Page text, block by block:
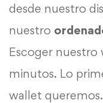
desde nuestro
nuestro
Escoger nuestro
minutos. Lo
wallet